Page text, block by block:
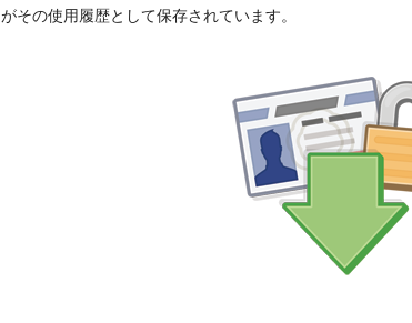
がその使用履歴として保存されています。